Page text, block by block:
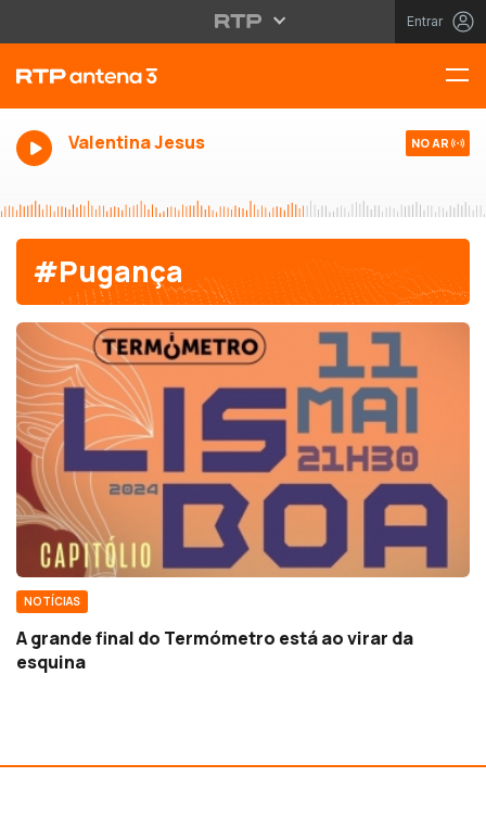
Entrar
Valentina Jesus NO AR
#Pugança
NOTÍCIAS
A grande final do Termómetro está ao virar da
esquina